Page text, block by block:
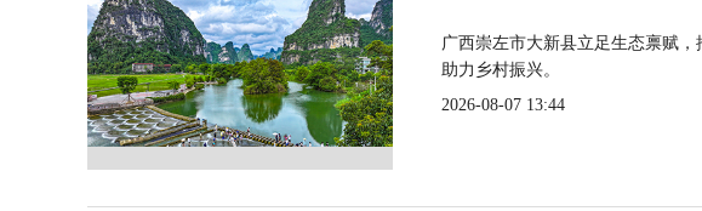
广西崇左市大新县立足生态禀赋
助力乡村振兴。
2026-08-07 13:44